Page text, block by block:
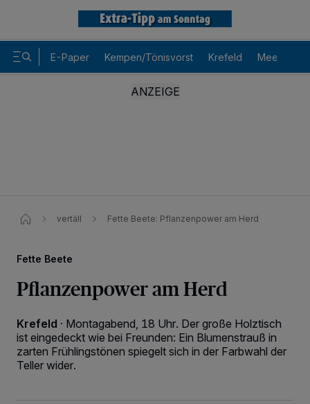
E-Paper Kempen/Tönisvorst Krefeld Meerbusch
vertäll Fette Beete: Pflanzenpower am Herd
Fette Beete
Pflanzenpower am Herd
Krefeld · Montagabend, 18 Uhr. Der große Holztisch
ist eingedeckt wie bei Freunden: Ein Blumenstrauß in
zarten Frühlingstönen spiegelt sich in der Farbwahl der
Teller wider.